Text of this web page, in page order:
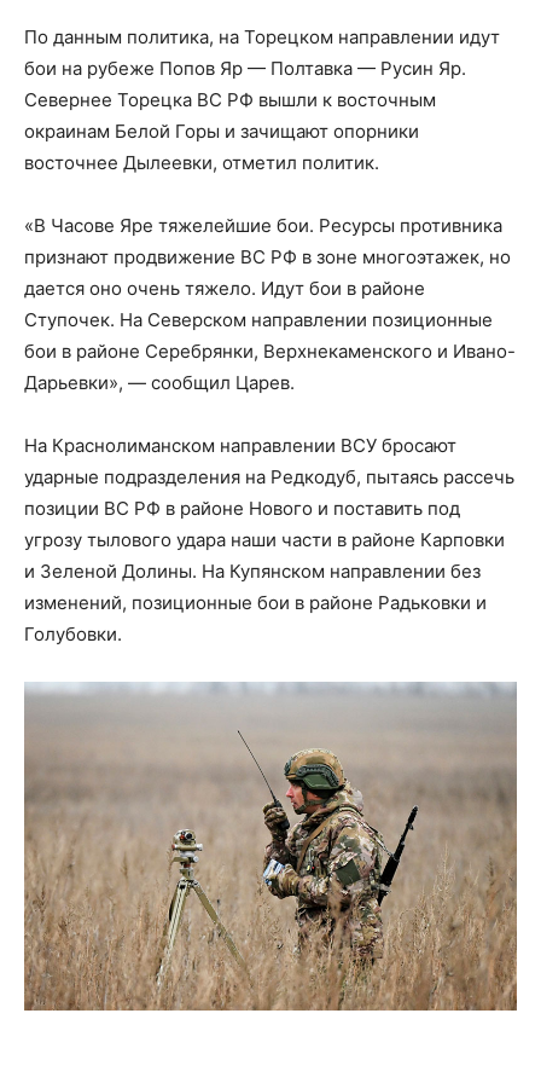
По данным политика, на Торецком направлении идут
бои на рубеже Попов Яр — Полтавка — Русин Яр.
Севернее Торецка ВС РФ вышли к восточным
окраинам Белой Горы и зачищают опорники
восточнее Дылеевки, отметил политик.
«В Часове Яре тяжелейшие бои. Ресурсы противника
признают продвижение ВС РФ в зоне многоэтажек, но
дается оно очень тяжело. Идут бои в районе
Ступочек. На Северском направлении позиционные
бои в районе Серебрянки, Верхнекаменского и Ивано-
Дарьевки», — сообщил Царев.
На Краснолиманском направлении ВСУ бросают
ударные подразделения на Редкодуб, пытаясь рассечь
позиции ВС РФ в районе Нового и поставить под
угрозу тылового удара наши части в районе Карповки
и Зеленой Долины. На Купянском направлении без
изменений, позиционные бои в районе Радьковки и
Голубовки.